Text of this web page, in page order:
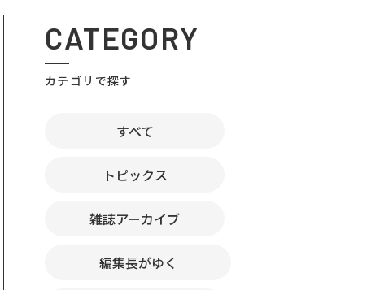
CATEGORY
カテゴリで探す
すべて
トピックス
雑誌アーカイブ
編集長がゆく